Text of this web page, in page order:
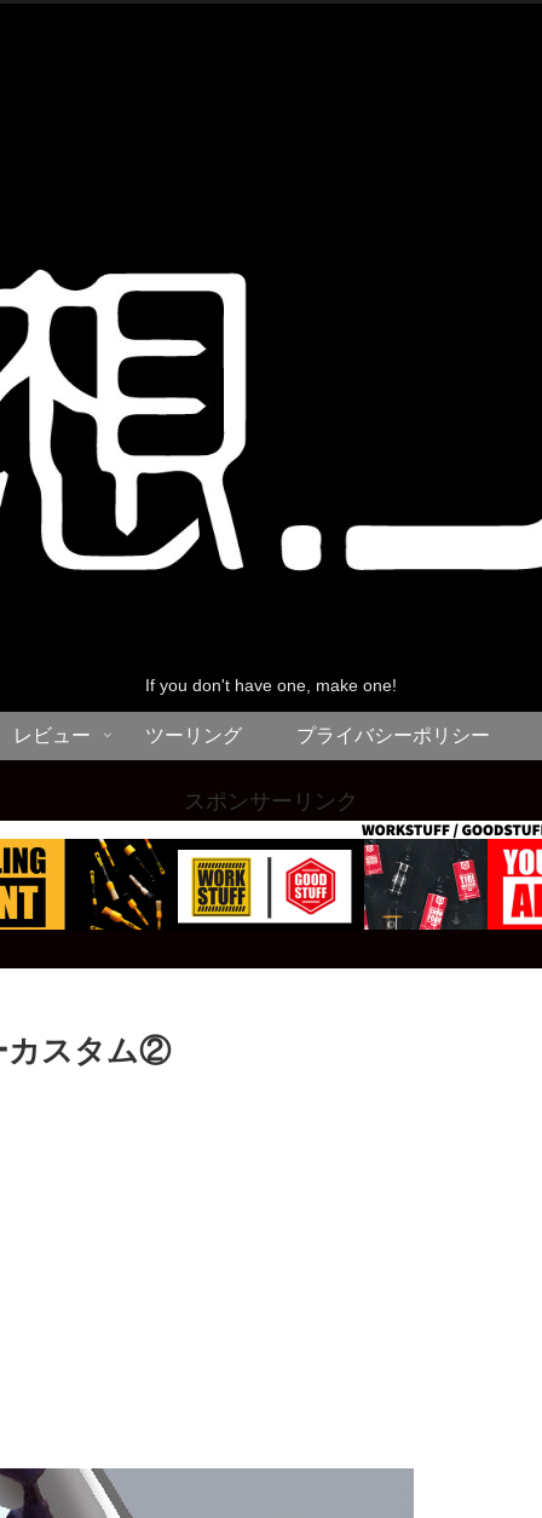
If you don't have one, make one!
レビュー ツーリング プライバシーポリシー
スポンサーリンク
カスタム②